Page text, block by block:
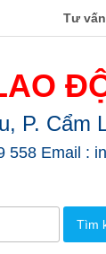
Tư
P. Cẩm
Email :
Tìm